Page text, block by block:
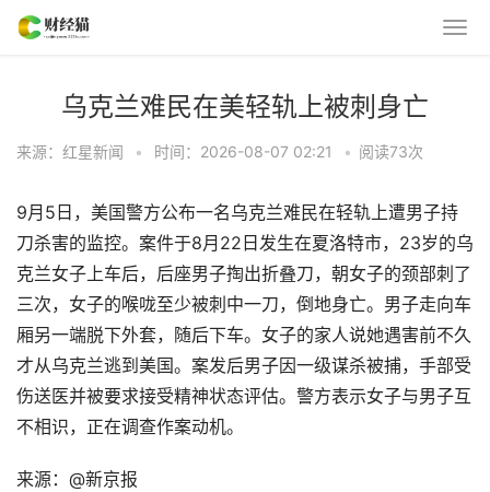
乌克兰难民在美轻轨上被刺身亡
来源：红星新闻 • 时间：2026-08-07 02:21 • 阅读73次
9月5日，美国警方公布一名乌克兰难民在轻轨上遭男子持
刀杀害的监控。案件于8月22日发生在夏洛特市，23岁的乌
克兰女子上车后，后座男子掏出折叠刀，朝女子的颈部刺了
三次，女子的喉咙至少被刺中一刀，倒地身亡。男子走向车
厢另一端脱下外套，随后下车。女子的家人说她遇害前不久
才从乌克兰逃到美国。案发后男子因一级谋杀被捕，手部受
伤送医并被要求接受精神状态评估。警方表示女子与男子互
不相识，正在调查作案动机。
来源：@新京报